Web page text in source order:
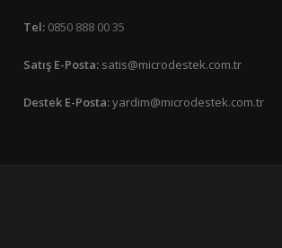
Tel: 0850 888 00 35
Satış E-Posta: satis@microdestek.com.tr
Destek E-Posta:yardim@microdestek.com.tr